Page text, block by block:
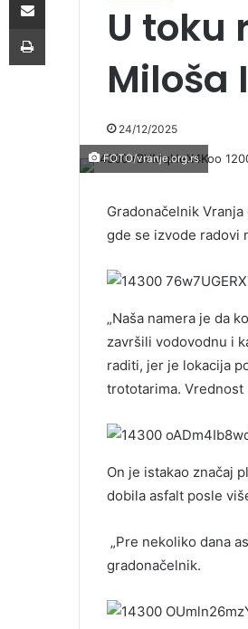
U toku
Miloša
24/12/2025
FOTO/vranje.org.rs
Gradonačelnik
gde se izvode radovi
„Naša namera je da
završili vodovodnu i
raditi, jer je lokacija
trototarima. Vrednost
On je istakao značaj
dobila asfalt posle
„Pre nekoliko dana
gradonačelnik.